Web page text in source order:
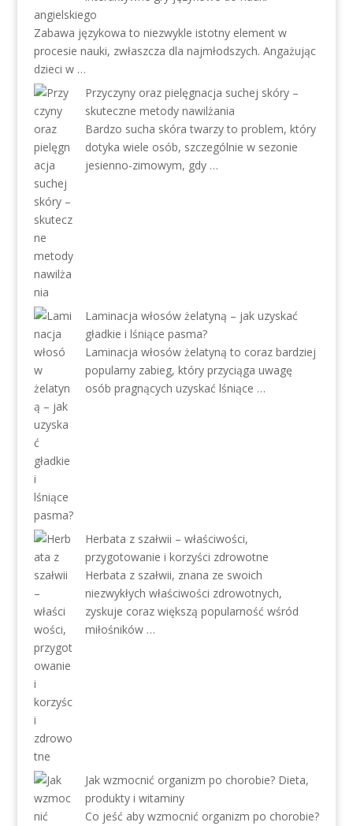
angielskiego
Zabawa językowa to niezwykle istotny element w
procesie nauki, zwłaszcza dla najmłodszych. Angażując
dzieci w …
Przyczyny oraz pielęgnacja suchej skóry –
skuteczne metody nawilżania
Bardzo sucha skóra twarzy to problem, który
dotyka wiele osób, szczególnie w sezonie
jesienno-zimowym, gdy …
Laminacja włosów żelatyną – jak uzyskać
gładkie i lśniące pasma?
Laminacja włosów żelatyną to coraz bardziej
popularny zabieg, który przyciąga uwagę
osób pragnących uzyskać lśniące …
Herbata z szałwii – właściwości,
przygotowanie i korzyści zdrowotne
Herbata z szałwii, znana ze swoich
niezwykłych właściwości zdrowotnych,
zyskuje coraz większą popularność wśród
miłośników …
Jak wzmocnić organizm po chorobie? Dieta,
produkty i witaminy
Co jeść aby wzmocnić organizm po chorobie?